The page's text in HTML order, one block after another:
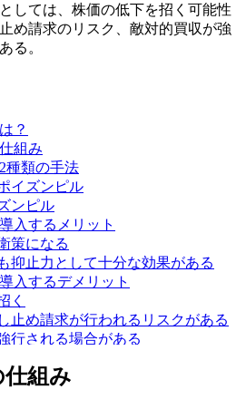
しては、株価の低下を招く可能性
め請求のリスク、敵対的買収が強
る。
？
組み
種類の手法
イズンピル
ンピル
入するメリット
策になる
抑止力として十分な効果がある
入するデメリット
く
止め請求が行われるリスクがある
行される場合がある
（White Knight）
組み